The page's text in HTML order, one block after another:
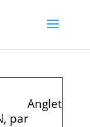
Anglet
par